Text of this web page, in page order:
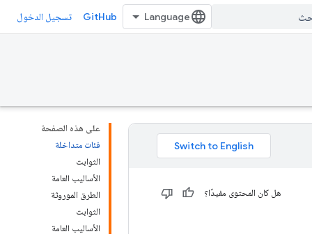
GitHub تسجيل الدخول
على هذه الصفحة
فئات متداخلة
الثوابت
الأساليب العامة
الطرق الموروثة
الثوابت
الأساليب العامة
هل كان المحتوى مفيدًا؟